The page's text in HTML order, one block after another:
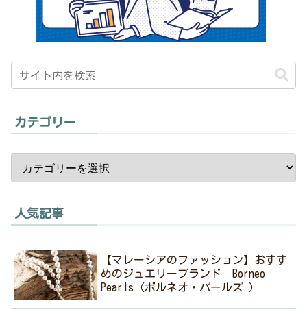
カテゴリー
人気記事
【マレーシアのファッション】おすす
めのジュエリーブランド Borneo
Pearls（ボルネオ・パールズ ）